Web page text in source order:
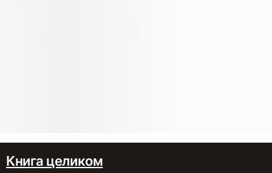
Книга целиком